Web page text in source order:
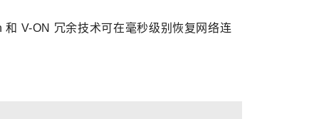
V-ON 冗余技术可在毫秒级别恢复网络连